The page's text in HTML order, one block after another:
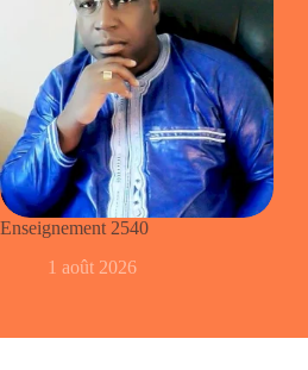
Enseignement 2540
1 août 2026